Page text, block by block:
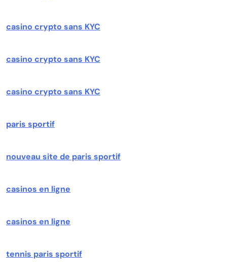
casino crypto sans KYC
casino crypto sans KYC
casino crypto sans KYC
paris sportif
nouveau site de paris sportif
casinos en ligne
casinos en ligne
tennis paris sportif